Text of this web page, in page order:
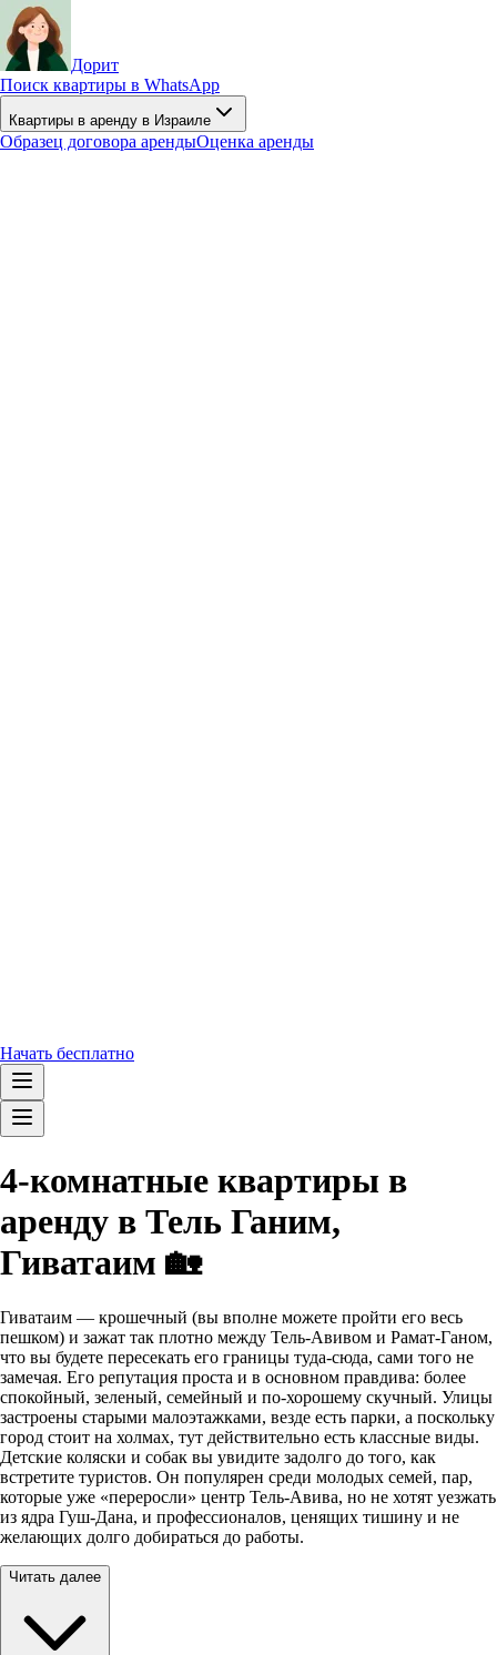
Дорит
Поиск квартиры в WhatsApp
Квартиры в аренду в Израиле
Образец договора арендыОценка аренды
Начать бесплатно
4-комнатные квартиры в
аренду в Тель Ганим,
Гиватаим 🏡
Гиватаим — крошечный (вы вполне можете пройти его весь
пешком) и зажат так плотно между Тель-Авивом и Рамат-Ганом,
что вы будете пересекать его границы туда-сюда, сами того не
замечая. Его репутация проста и в основном правдива: более
спокойный, зеленый, семейный и по-хорошему скучный. Улицы
застроены старыми малоэтажками, везде есть парки, а поскольку
город стоит на холмах, тут действительно есть классные виды.
Детские коляски и собак вы увидите задолго до того, как
встретите туристов. Он популярен среди молодых семей, пар,
которые уже «переросли» центр Тель-Авива, но не хотят уезжать
из ядра Гуш-Дана, и профессионалов, ценящих тишину и не
желающих долго добираться до работы.
Читать далее